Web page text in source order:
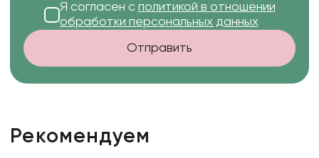
Я согласен с политикой в отношении
обработки персональных данных
Отправить
Рекомендуем